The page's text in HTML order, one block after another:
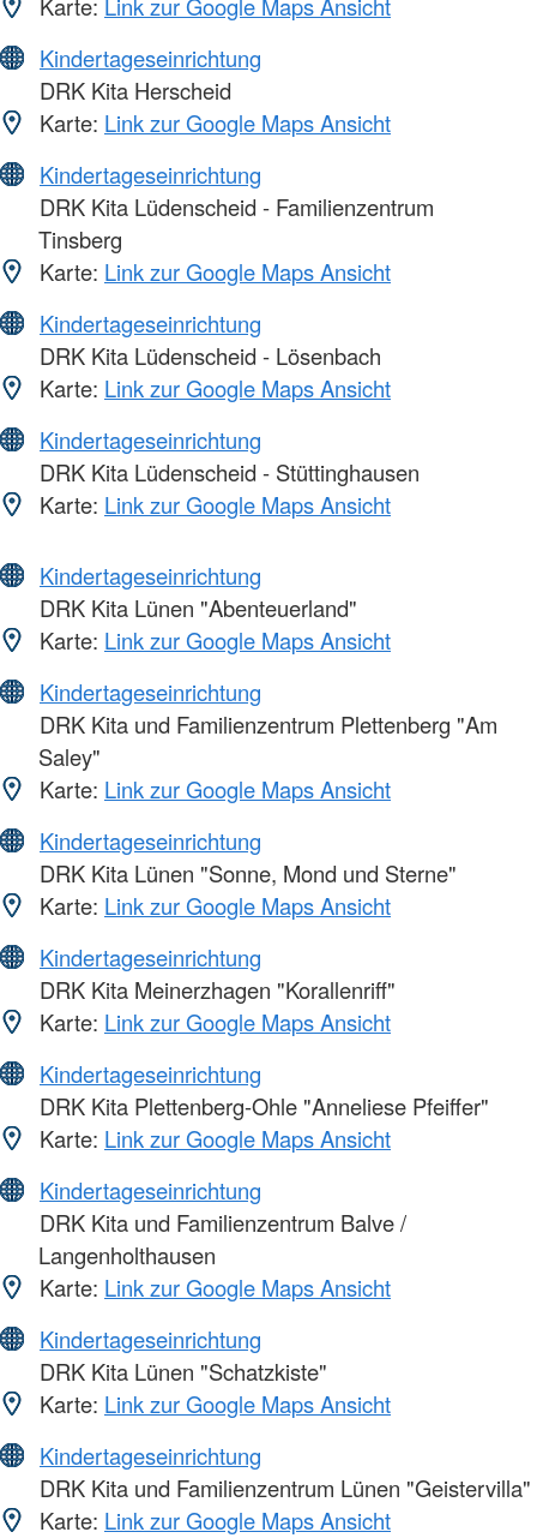
Karte: Link zur Google Maps Ansicht
Kindertageseinrichtung
DRK Kita Herscheid
Karte: Link zur Google Maps Ansicht
Kindertageseinrichtung
DRK Kita Lüdenscheid - Familienzentrum
Tinsberg
Karte: Link zur Google Maps Ansicht
Kindertageseinrichtung
DRK Kita Lüdenscheid - Lösenbach
Karte: Link zur Google Maps Ansicht
Kindertageseinrichtung
DRK Kita Lüdenscheid - Stüttinghausen
Karte: Link zur Google Maps Ansicht
Kindertageseinrichtung
DRK Kita Lünen "Abenteuerland"
Karte: Link zur Google Maps Ansicht
Kindertageseinrichtung
DRK Kita und Familienzentrum Plettenberg "Am
Saley"
Karte: Link zur Google Maps Ansicht
Kindertageseinrichtung
DRK Kita Lünen "Sonne, Mond und Sterne"
Karte: Link zur Google Maps Ansicht
Kindertageseinrichtung
DRK Kita Meinerzhagen "Korallenriff"
Karte: Link zur Google Maps Ansicht
Kindertageseinrichtung
DRK Kita Plettenberg-Ohle "Anneliese Pfeiffer"
Karte: Link zur Google Maps Ansicht
Kindertageseinrichtung
DRK Kita und Familienzentrum Balve /
Langenholthausen
Karte: Link zur Google Maps Ansicht
Kindertageseinrichtung
DRK Kita Lünen "Schatzkiste"
Karte: Link zur Google Maps Ansicht
Kindertageseinrichtung
DRK Kita und Familienzentrum Lünen "Geistervilla"
Karte: Link zur Google Maps Ansicht